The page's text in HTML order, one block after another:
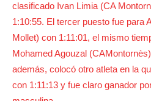
clasificado Ivan Limia (CA
1:10:55. El tercer puesto fue para
Mollet) con 1:11:01, el mismo
Mohamed Agouzal
además, colocó otro atleta en la
con 1:11:13 y fue claro ganador